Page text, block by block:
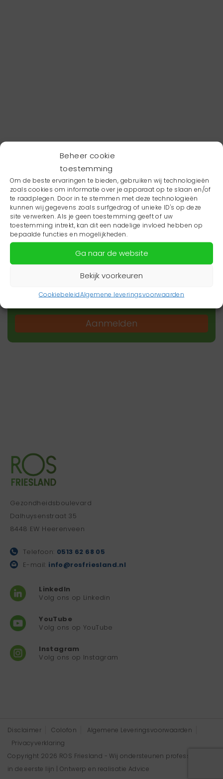
Beheer cookie
toestemming
Om de beste ervaringen te bieden, gebruiken wij technologieën
zoals cookies om informatie over je apparaat op te slaan en/of
te raadplegen. Door in te stemmen met deze technologieën
kunnen wij gegevens zoals surfgedrag of unieke ID's op deze
site verwerken. Als je geen toestemming geeft of uw
toestemming intrekt, kan dit een nadelige invloed hebben op
bepaalde functies en mogelijkheden.
Ga naar de website
Bekijk voorkeuren
CookiebeleidAlgemene leveringsvoorwaarden
Wil je niets missen?
Wil je op de hoogte blijven van het laatste
zorgnieuws in jouw regio? Schrijf je dan in voor
onze nieuwsbrief.
Aanmelden
Gezondheidsboulevard
Dalhuysenstraat 35
8448 EW Heerenveen
Telefoon: 0513 62 68 05
E-mail: info@rosfriesland.nl
LinkedIn
Volg ons op Linkedin
YouTube
Volg ons op YouTube
Instagram
Volg ons op Instagram
Disclaimer Colofon
Algemene Leveringsvoorwaarden
Privacyverklaring
Copyright 2026 ROS Friesland - Wij ondersteunen professionals
in de eerste lijn | Ontwerp en realisatie Advice